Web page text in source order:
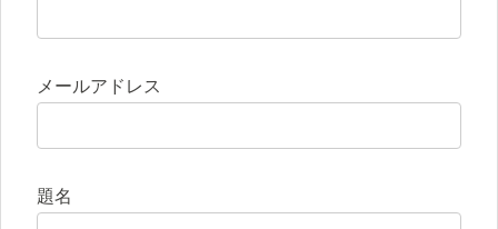
メールアドレス
題名